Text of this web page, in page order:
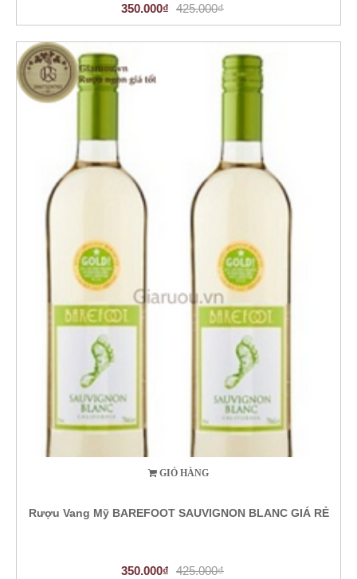
350.000₫ 425.000₫
GIỎ HÀNG
Rượu Vang Mỹ BAREFOOT SAUVIGNON BLANC GIÁ RẺ
350.000₫ 425.000₫